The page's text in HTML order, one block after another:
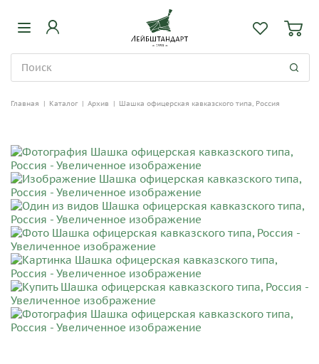
Главная | Каталог | Архив | Шашка офицерская кавказского типа, Россия